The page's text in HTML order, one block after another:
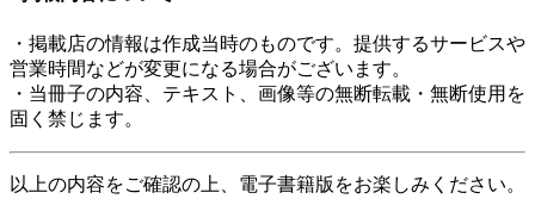
・掲載店の情報は作成当時のものです。提供するサービスや
営業時間などが変更になる場合がございます。
・当冊子の内容、テキスト、画像等の無断転載・無断使用を
固く禁じます。
以上の内容をご確認の上、電子書籍版をお楽しみください。